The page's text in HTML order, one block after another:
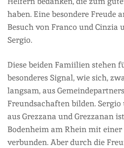
haben. Eine besondere Freude
Besuch von Franco und Cinzia
Sergio.
Diese beiden Famiilien stehen
besonderes Signal, wie sich,
langsam, aus
Freundsachaften bilden.
aus Grezzana und Grezzanan
Bodenheim am Rhein mit
verbunden. Aber durch die